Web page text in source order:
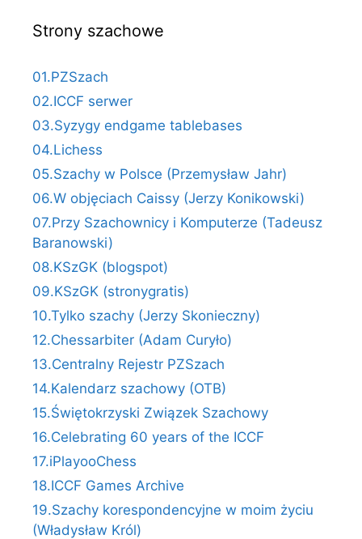
Strony szachowe
01.PZSzach
02.ICCF serwer
03.Syzygy endgame tablebases
04.Lichess
05.Szachy w Polsce (Przemysław Jahr)
06.W objęciach Caissy (Jerzy Konikowski)
07.Przy Szachownicy i Komputerze (Tadeusz
Baranowski)
08.KSzGK (blogspot)
09.KSzGK (stronygratis)
10.Tylko szachy (Jerzy Skonieczny)
12.Chessarbiter (Adam Curyło)
13.Centralny Rejestr PZSzach
14.Kalendarz szachowy (OTB)
15.Świętokrzyski Związek Szachowy
16.Celebrating 60 years of the ICCF
17.iPlayooChess
18.ICCF Games Archive
19.Szachy korespondencyjne w moim życiu
(Władysław Król)